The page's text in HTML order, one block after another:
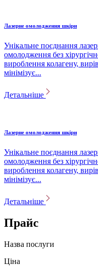
Лазерне омолодження шкіри
Унікальне поєднання
омолодження без
вироблення колагену,
мінімізує...
Детальніше
Лазерне омолодження шкіри
Унікальне поєднання
омолодження без
вироблення колагену,
мінімізує...
Детальніше
Прайс
Назва послуги
Ціна